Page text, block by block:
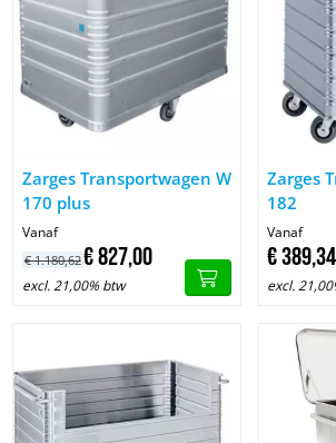
Afbeelding Zarges Transportwagen W 170
Zarges Transportwagen W
170 plus
Vanaf
€1.180,62€827,00
excl. 21,00% btw
Zarges
182
Vanaf
€389,34
excl.